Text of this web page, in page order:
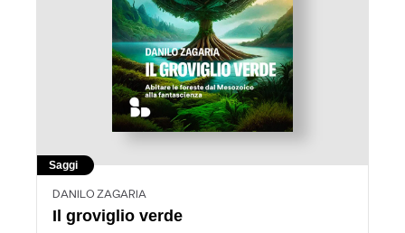
Saggi
DANILO ZAGARIA
Il groviglio verde